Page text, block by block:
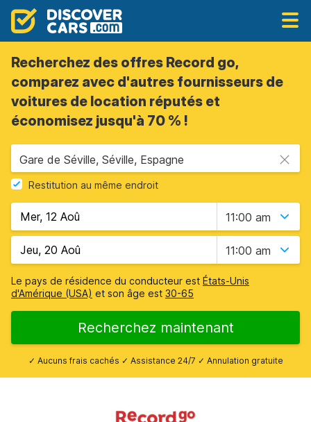
Recherchez des offres Record go,
comparez avec d'autres fournisseurs de
voitures de location réputés et
économisez jusqu'à 70 % !
Gare de Séville, Séville, Espagne
Restitution au même endroit
11:00 am
11:00 am
Le pays de résidence du conducteur est États-Unis
d'Amérique (USA) et son âge est 30-65
Recherchez maintenant
✓ Aucuns frais cachés ✓ Assistance 24/7 ✓ Annulation gratuite